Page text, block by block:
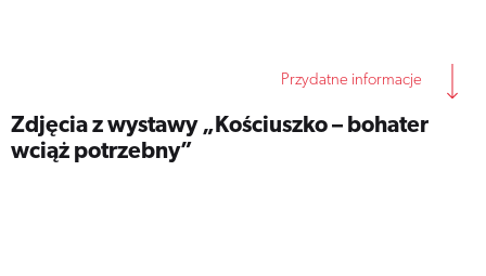
Przydatne informacje
Zdjęcia z wystawy „Kościuszko – bohater
wciąż potrzebny”